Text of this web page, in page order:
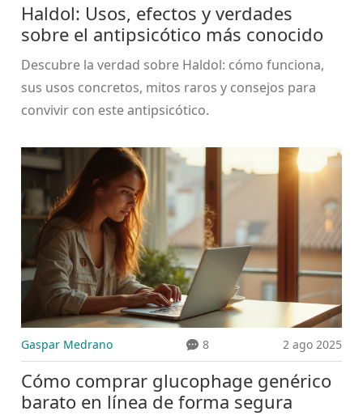
Haldol: Usos, efectos y verdades
sobre el antipsicótico más conocido
Descubre la verdad sobre Haldol: cómo funciona,
sus usos concretos, mitos raros y consejos para
convivir con este antipsicótico.
Gaspar Medrano 8 2 ago 2025
Cómo comprar glucophage genérico
barato en línea de forma segura